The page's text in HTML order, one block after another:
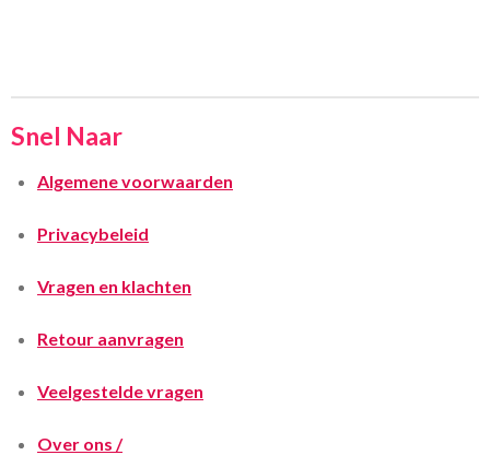
Snel Naar
Algemene voorwaarden
Privacybeleid
Vragen en klachten
Retour aanvragen
Veelgestelde vragen
Over ons /